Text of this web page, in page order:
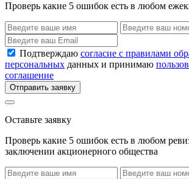
Проверь какие 5 ошибок есть в любом
Подтверждаю согласие с правилами
персональных данных и принимаю
соглашение
Отправить заявку
Оставьте заявку
Проверь какие 5 ошибок есть в любом
заключении акционерного общества